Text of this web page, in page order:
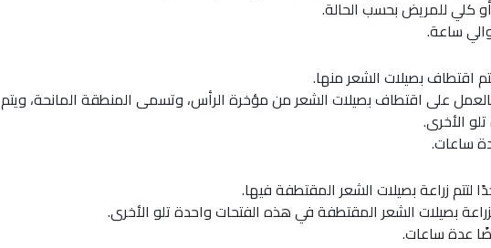
كلي للمريض بحسب الحالة.
ساعة.
اقتطاف بصيلات الشعر منها.
على اقتطاف بصيلات الشعر من مؤخرة الرأس، وتسمى المنطقة المانحة، ويتم
الأخرى.
ساعات.
لتتم زراعة بصيلات الشعر المقتطفة فيها.
بصيلات الشعر المقتطفة في هذه الفتحات واحدة تلو الأخرى.
عدة ساعات.